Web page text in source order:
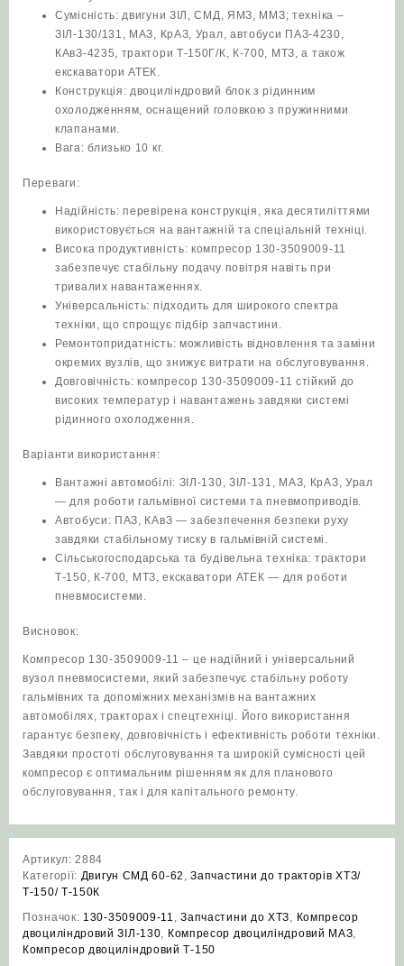
Сумісність: двигуни ЗІЛ, СМД, ЯМЗ, ММЗ; техніка –
ЗІЛ‑130/131, МАЗ, КрАЗ, Урал, автобуси ПАЗ‑4230,
КАвЗ‑4235, трактори Т‑150Г/К, К‑700, МТЗ, а також
екскаватори АТЕК.
Конструкція: двоциліндровий блок з рідинним
охолодженням, оснащений головкою з пружинними
клапанами.
Вага: близько 10 кг.
Переваги:
Надійність: перевірена конструкція, яка десятиліттями
використовується на вантажній та спеціальній техніці.
Висока продуктивність: компресор 130-3509009-11
забезпечує стабільну подачу повітря навіть при
тривалих навантаженнях.
Універсальність: підходить для широкого спектра
техніки, що спрощує підбір запчастини.
Ремонтопридатність: можливість відновлення та заміни
окремих вузлів, що знижує витрати на обслуговування.
Довговічність: компресор 130-3509009-11 стійкий до
високих температур і навантажень завдяки системі
рідинного охолодження.
Варіанти використання:
Вантажні автомобілі: ЗІЛ‑130, ЗІЛ‑131, МАЗ, КрАЗ, Урал
— для роботи гальмівної системи та пневмоприводів.
Автобуси: ПАЗ, КАвЗ — забезпечення безпеки руху
завдяки стабільному тиску в гальмівній системі.
Сільськогосподарська та будівельна техніка: трактори
Т‑150, К‑700, МТЗ, екскаватори АТЕК — для роботи
пневмосистеми.
Висновок:
Компресор 130-3509009-11 – це надійний і універсальний
вузол пневмосистеми, який забезпечує стабільну роботу
гальмівних та допоміжних механізмів на вантажних
автомобілях, тракторах і спецтехніці. Його використання
гарантує безпеку, довговічність і ефективність роботи техніки.
Завдяки простоті обслуговування та широкій сумісності цей
компресор є оптимальним рішенням як для планового
обслуговування, так і для капітального ремонту.
Артикул: 2884
Категорії: Двигун СМД 60-62 ,Запчастини до тракторів ХТЗ/
Т-150/ Т-150К
Позначок: 130-3509009-11 ,Запчастини до ХТЗ
Компресор
двоциліндровий ЗІЛ‑130
Компресор двоциліндровий МАЗ
Компресор двоциліндровий Т‑150